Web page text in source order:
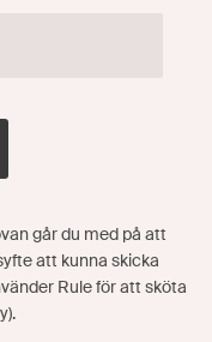
går du med på att
att kunna skicka
Rule för att sköta